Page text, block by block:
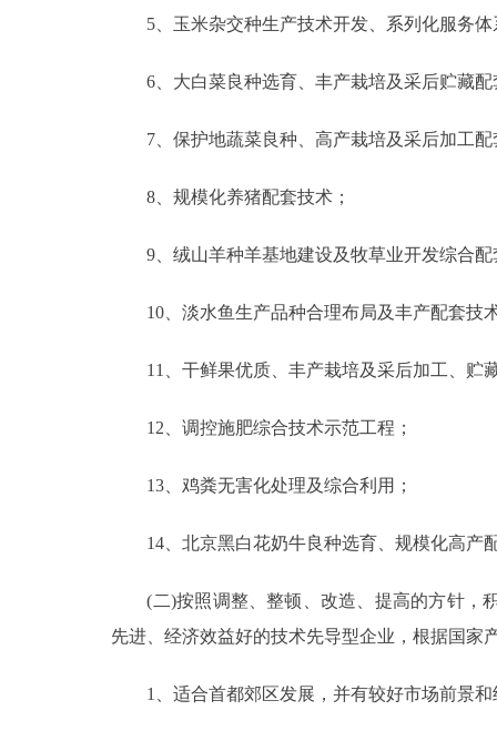
5、玉米杂交种生产技术开发、系列化服务体
6、大白菜良种选育、丰产栽培及采后贮藏配
7、保护地蔬菜良种、高产栽培及采后加工配
8、规模化养猪配套技术；
9、绒山羊种羊基地建设及牧草业开发综合配
10、淡水鱼生产品种合理布局及丰产配套技
11、干鲜果优质、丰产栽培及采后加工、贮
12、调控施肥综合技术示范工程；
13、鸡粪无害化处理及综合利用；
14、北京黑白花奶牛良种选育、规模化高产
(二)按照调整、整顿、改造、提高的方针，积
先进、经济效益好的技术先导型企业，根据国家
1、适合首都郊区发展，并有较好市场前景和